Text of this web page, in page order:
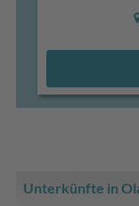
Unterkünfte in